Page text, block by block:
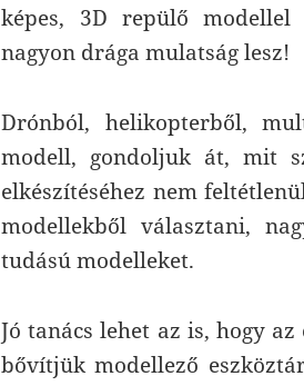
képes, 3D repülő
nagyon drága mulatság lesz!
Drónból, helikopterből,
modell, gondoljuk át, mit
elkészítéséhez nem
modellekből választani,
tudású modelleket.
Jó tanács lehet az is, hogy
bővítjük modellező